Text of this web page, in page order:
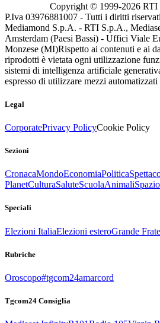
Copyright © 1999-2026 RTI
P.Iva 03976881007 - Tutti i diritti
Mediamond S.p.A. - RTI S.p.A.,
Amsterdam (Paesi Bassi) - Uffici Viale
Monzese (MI)Rispetto ai contenuti e ai
riprodotti è vietata ogni utilizzazione
sistemi di intelligenza artificiale
espresso di utilizzare mezzi
Legal
CorporatePrivacy PolicyCookie Policy
Sezioni
CronacaMondoEconomiaPolitica
PlanetCulturaSaluteScuolaAnimaliSpazio
Speciali
Elezioni ItaliaElezioni esteroGrande
Rubriche
Oroscopo#tgcom24amarcord
Tgcom24 Consiglia